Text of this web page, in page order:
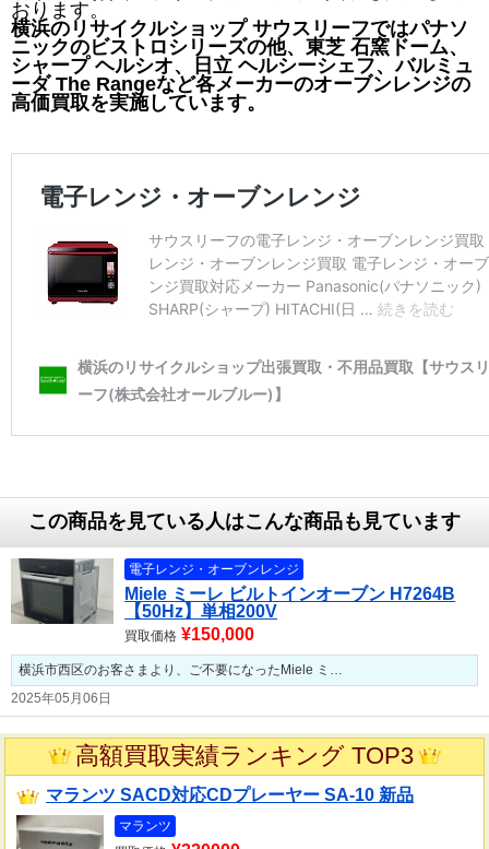
おります。
横浜のリサイクルショップ サウスリーフではパナソ
ニックのビストロシリーズの他、東芝 石窯ドーム、
シャープ ヘルシオ、日立 ヘルシーシェフ、バルミュ
ーダ The Rangeなど各メーカーのオーブンレンジの
高価買取を実施しています。
この商品を見ている人はこんな商品も見ています
電子レンジ・オーブンレンジ
Miele ミーレ ビルトインオーブン H7264B
【50Hz】単相200V
買取価格 ¥150,000
横浜市西区のお客さまより、ご不要になったMiele ミ…
2025年05月06日
高額買取実績ランキング TOP3
マランツ SACD対応CDプレーヤー SA-10 新品
マランツ